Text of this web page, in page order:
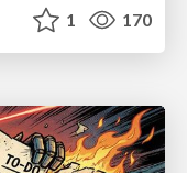
1 170